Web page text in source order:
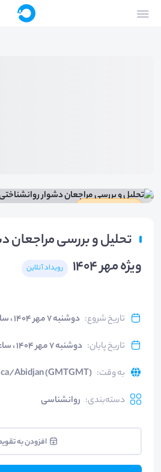
تحلیل و بررسی مراجعان
ویژه مهر 1404
رویداد آنلاین
تاریخ شروع: دوشنبه ۷ مهر ۱۴۰۴ ، ساعت ۱۱:۳۰
تاریخ پایان: دوشنبه ۷ مهر ۱۴۰۴ ، ساعت ۱۳:۳۰
به وقت:
Abidjan (GMTGMT)
دسته‌بندی: روانشناسی
افزودن به